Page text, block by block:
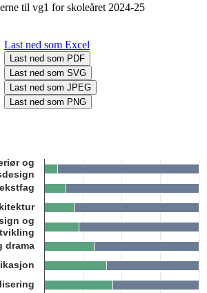
til vg1 for skoleåret 2024-25
Last ned som Excel
Last ned som PDF
Last ned som SVG
Last ned som JPEG
Last ned som PNG
categories.
1. Data ranges from 8.4 to 100.
og
og
drama